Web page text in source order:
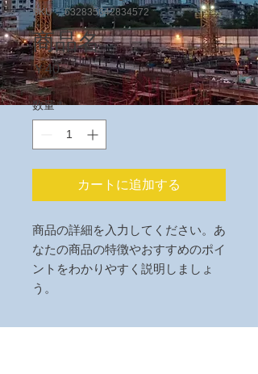
SKU： 632835642834572
商品名
￥40価
格
数量 *
カートに追加する
商品の詳細を入力してください。あ
なたの商品の特徴やおすすめのポイ
ントをわかりやすく説明しましょ
う。